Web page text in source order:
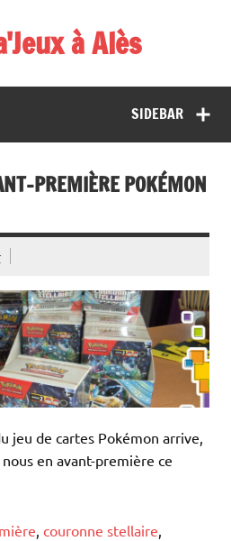
à Alès
et de tournois
SIDEBAR
PREMIÈRE POKÉMON
jeu de cartes Pokémon arrive,
en avant-première ce
, couronne stellaire,